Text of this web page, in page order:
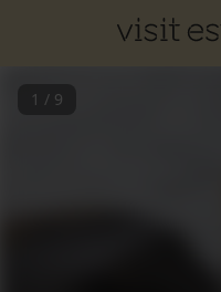
1 / 9